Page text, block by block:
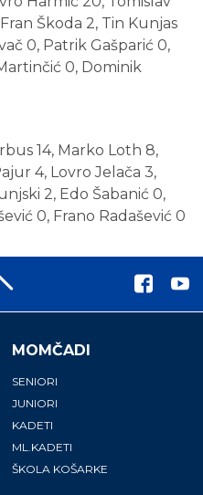
Škoda 2, Tin Kunjas
0, Patrik Gašparić 0,
0, Dominik
14, Marko Loth 8,
4, Lovro Jelača 3,
2, Edo Šabanić 0,
0, Frano Radašević 0
MOMČADI
SENIORI
JUNIORI
KADETI
ML.KADETI
ŠKOLA KOŠARKE